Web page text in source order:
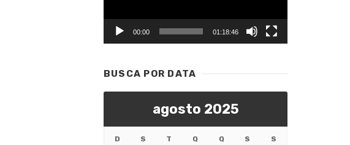
00:00 01:18:46
BUSCA POR DATA
agosto 2025
D S T Q Q S S